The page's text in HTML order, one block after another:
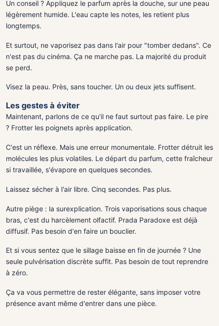
Un conseil ? Appliquez le parfum après la douche, sur une peau
légèrement humide. L'eau capte les notes, les retient plus
longtemps.
Et surtout, ne vaporisez pas dans l'air pour "tomber dedans". Ce
n'est pas du cinéma. Ça ne marche pas. La majorité du produit
se perd.
Visez la peau. Près, sans toucher. Un ou deux jets suffisent.
Les gestes à éviter
Maintenant, parlons de ce qu'il ne faut surtout pas faire. Le pire
? Frotter les poignets après application.
C'est un réflexe. Mais une erreur monumentale. Frotter détruit les
molécules les plus volatiles. Le départ du parfum, cette fraîcheur
si travaillée, s'évapore en quelques secondes.
Laissez sécher à l'air libre. Cinq secondes. Pas plus.
Autre piège : la surexplication. Trois vaporisations sous chaque
bras, c'est du harcèlement olfactif. Prada Paradoxe est déjà
diffusif. Pas besoin d'en faire un bouclier.
Et si vous sentez que le sillage baisse en fin de journée ? Une
seule pulvérisation discrète suffit. Pas besoin de tout reprendre
à zéro.
Ça va vous permettre de rester élégante, sans imposer votre
présence avant même d'entrer dans une pièce.